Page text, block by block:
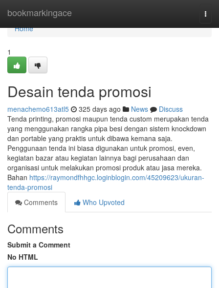
bookmarkingace
Home
Home
1
Desain tenda promosi
menachemo613atl5 325 days ago News
Discuss
Tenda printing, promosi maupun tenda custom merupakan tenda
yang menggunakan rangka pipa besi dengan sistem knockdown
dan portable yang praktis untuk dibawa kemana saja.
Penggunaan tenda ini biasa digunakan untuk promosi, even,
kegiatan bazar atau kegiatan lainnya bagi perusahaan dan
organisasi untuk melakukan promosi produk atau jasa mereka.
Bahan https://raymondfhhgc.loginblogin.com/45209623/ukuran-
tenda-promosi
Comments
Who Upvoted
Comments
Submit a Comment
No HTML